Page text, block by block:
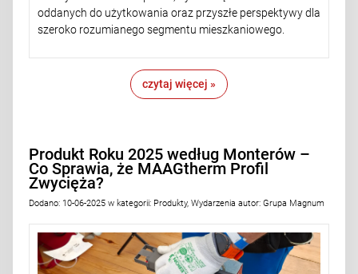
oddanych do użytkowania oraz przyszłe perspektywy dla
szeroko rozumianego segmentu mieszkaniowego.
czytaj więcej »
Produkt Roku 2025 według Monterów –
Co Sprawia, że MAAGtherm Profil
Zwycięża?
Dodano: 10-06-2025 w kategorii: Produkty, Wydarzenia autor: Grupa Magnum